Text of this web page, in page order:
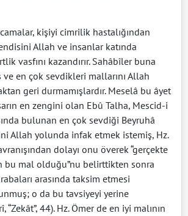
kişiyi cimrilik hastalığından
Allah ve insanlar katında
vasfını kazandırır. Sahâbîler buna
en çok sevdikleri mallarını Allah
geri durmamışlardır. Meselâ bu âyet
en zengini olan Ebû Talha, Mescid-i
bulunan en çok sevdiği Beyruhâ
Allah yolunda infak etmek istemiş, Hz.
dolayı onu överek “gerçekte
bu mal olduğu”nu belirttikten sonra
arasında taksim etmesi
o da bu tavsiyeyi yerine
44). Hz. Ömer de en iyi malının